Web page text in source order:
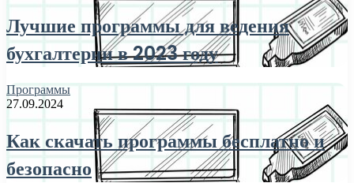
Лучшие программы для ведения
бухгалтерии в 2023 году
Программы
27.09.2024
Как скачать программы бесплатно и
безопасно